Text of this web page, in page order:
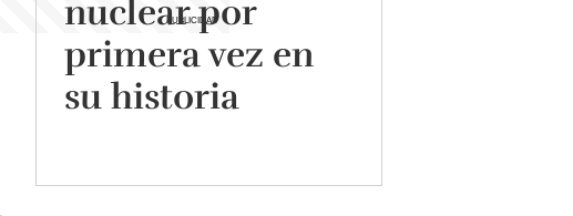
nuclear por
primera vez en
su historia